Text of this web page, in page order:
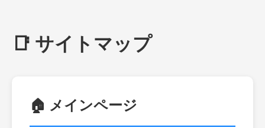
📑 サイトマップ
🏠 メインページ